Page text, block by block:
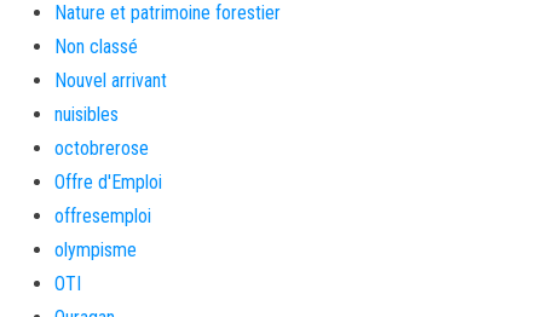
Nature et patrimoine forestier
Non classé
Nouvel arrivant
nuisibles
octobrerose
Offre d'Emploi
offresemploi
olympisme
OTI